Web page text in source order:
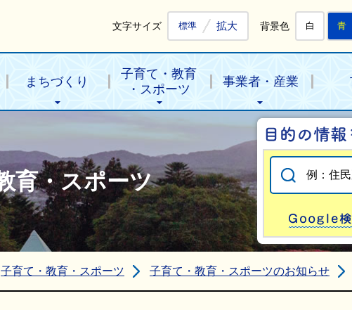
文字サイズ 標準 拡大 背景色 白 青
まちづくり
子育て・教育
・スポーツ
事業者・産業
育・スポーツ
子育て・教育・スポーツ 子育て・教育・スポーツのお知らせ